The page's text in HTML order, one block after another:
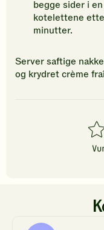
begge sider i
kotelettene
minutter.
Server saftige
og krydret crème
1